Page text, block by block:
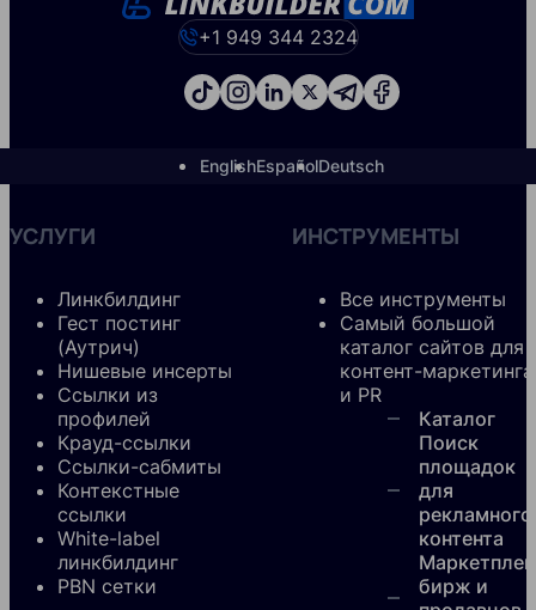
+1 949 344 2324
EnglishEspañolDeutsch
УСЛУГИ
Линкбилдинг
Гест постинг
(Аутрич)
Нишевые инсерты
Ссылки из
профилей
Крауд-ссылки
Ссылки-сабмиты
Контекстные
ссылки
White-label
линкбилдинг
PBN сетки
ИНСТРУМЕНТЫ
Все инструменты
Самый большой
каталог сайтов для
контент-маркетинга
и PR
Каталог
Поиск
площадок
для
рекламного
контента
бирж и